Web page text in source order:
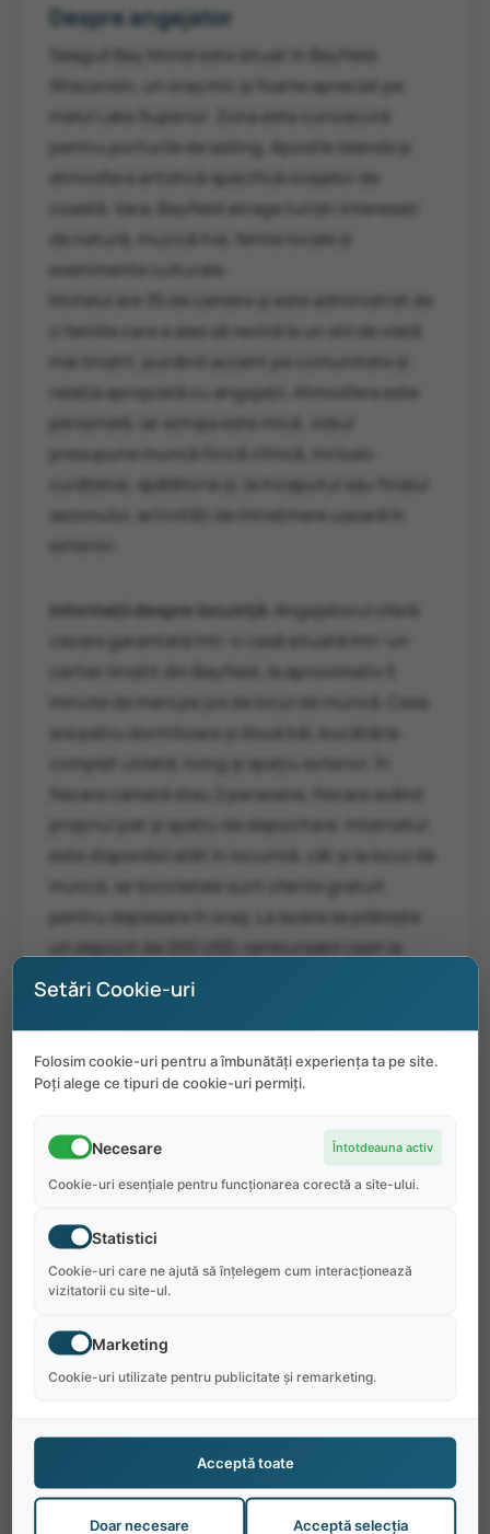
Despre angajator
Seagull Bay Motel este situat în Bayfield,
Wisconsin, un oraș mic și foarte apreciat pe
malul Lake Superior. Zona este cunoscută
pentru porturile de sailing, Apostle Islands și
atmosfera artistică specifică orașelor de
coastă. Vara, Bayfield atrage turiști interesați
de natură, muzică live, ferme locale și
evenimente culturale.
Motelul are 35 de camere și este administrat de
o familie care a ales să revină la un stil de viață
mai liniștit, punând accent pe comunitate și
relația apropiată cu angajații. Atmosfera este
personală, iar echipa este mică. Jobul
presupune muncă fizică zilnică, inclusiv
curățenie, spălătorie și, la începutul sau finalul
sezonului, activități de întreținere ușoară în
exterior.
Informații despre locuință:
Angajatorul oferă
cazare garantată într-o casă situată într-un
cartier liniștit din Bayfield, la aproximativ 5
minute de mers pe jos de locul de muncă. Casa
are patru dormitoare și două băi, bucătărie
complet utilată, living și spațiu exterior. În
fiecare cameră stau 2 persoane, fiecare având
propriul pat și spațiu de depozitare. Internetul
este disponibil atât în locuință, cât și la locul de
muncă, iar bicicletele sunt oferite gratuit
pentru deplasare în oraș. La sosire se plătește
un depozit de 200 USD, rambursabil cash la
finalul programului dacă locuința este predată
integral.
Aeroportul Duluth International (DHL) sau
Minneapolis–St. Paul (MSP). Dacă se ajunge în
Duluth, angajatorul oferă preluare gratuită de
la aeroport. Dacă sosirea este în Minneapolis,
studenții trebuie să ia un shuttle către Duluth,
după care vor fi preluați de angajator. Detaliile
săptămâni înainte de sosire.
De ce să alegi Seagull Bay Motel:
Setări Cookie-uri
Folosim cookie-uri pentru a îmbunătăți experiența ta pe site.
Poți alege ce tipuri de cookie-uri permiți.
Necesare Întotdeauna activ
Cookie-uri esențiale pentru funcționarea corectă a site-ului.
Statistici
Cookie-uri care ne ajută să înțelegem cum interacționează
vizitatorii cu site-ul.
Marketing
Cookie-uri utilizate pentru publicitate și remarketing.
Doar necesare Acceptă selecția
Acceptă toate